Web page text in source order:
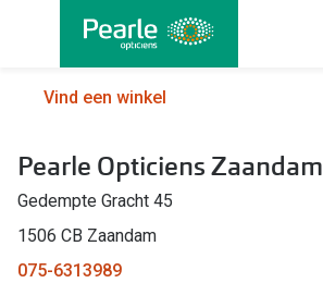
Alle brillen
Herenbrillen
Kinderbrillen
Soorten brillen
Vind een winkel
Pearle Opticiens Zaandam
Gedempte Gracht 45
1506 CB Zaandam
075-6313989